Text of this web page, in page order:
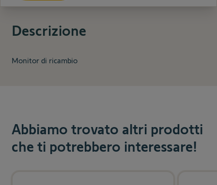
Descrizione
Monitor di ricambio
Abbiamo trovato altri prodotti
che ti potrebbero interessare!